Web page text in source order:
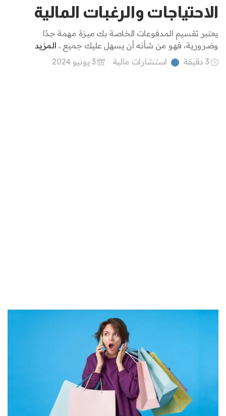
الاحتياجات والرغبات المالية
يعتبر تقسيم المدفوعات الخاصة بك ميزة مهمة جدًا
وضرورية، فهو من شأنه أن يسهل عليك جميع .. المزيد
3 دقيقة
استشارات مالية 3 يونيو 2024